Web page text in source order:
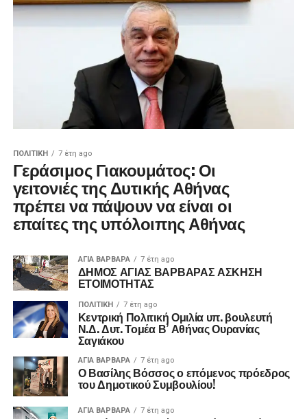
ΠΟΛΙΤΙΚΉ 7 έτη ago
Γεράσιμος Γιακουμάτος: Οι
γειτονιές της Δυτικής Αθήνας
πρέπει να πάψουν να είναι οι
επαίτες της υπόλοιπης Αθήνας
ΑΓΙΑ ΒΑΡΒΑΡΑ 7 έτη ago
ΔΗΜΟΣ ΑΓΙΑΣ ΒΑΡΒΑΡΑΣ ΑΣΚΗΣΗ
ΕΤΟΙΜΟΤΗΤΑΣ
ΠΟΛΙΤΙΚΉ 7 έτη ago
Κεντρική Πολιτική Ομιλία υπ. βουλευτή
Ν.Δ. Δυτ. Τομέα Β’ Αθήνας Ουρανίας
Σαγιάκου
ΑΓΙΑ ΒΑΡΒΑΡΑ 7 έτη ago
Ο Βασίλης Βόσσος ο επόμενος πρόεδρος
του Δημοτικού Συμβουλίου!
ΑΓΙΑ ΒΑΡΒΑΡΑ 7 έτη ago